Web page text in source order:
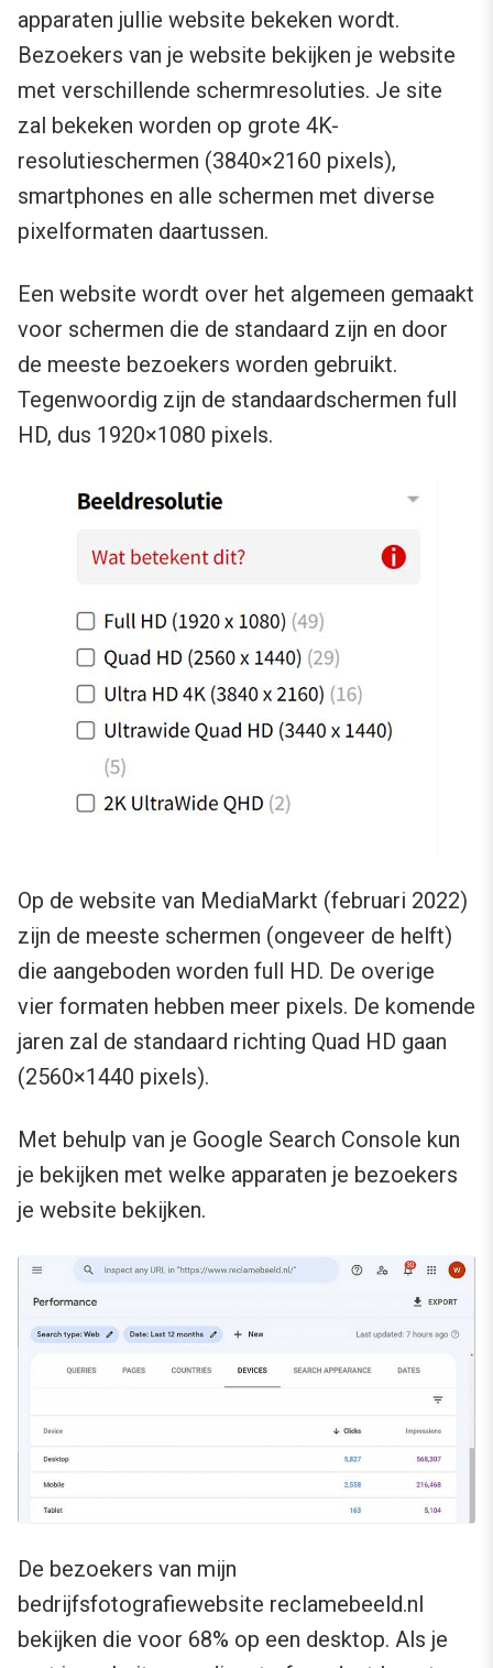
apparaten jullie website bekeken wordt.
Bezoekers van je website bekijken je website
met verschillende schermresoluties. Je site
zal bekeken worden op grote 4K-
resolutieschermen (3840×2160 pixels),
smartphones en alle schermen met diverse
pixelformaten daartussen.
Een website wordt over het algemeen gemaakt
voor schermen die de standaard zijn en door
de meeste bezoekers worden gebruikt.
Tegenwoordig zijn de standaardschermen full
HD, dus 1920×1080 pixels.
Op de website van MediaMarkt (februari 2022)
zijn de meeste schermen (ongeveer de helft)
die aangeboden worden full HD. De overige
vier formaten hebben meer pixels. De komende
jaren zal de standaard richting Quad HD gaan
(2560×1440 pixels).
Met behulp van je Google Search Console kun
je bekijken met welke apparaten je bezoekers
je website bekijken.
De bezoekers van mijn
bedrijfsfotografiewebsite reclamebeeld.nl
bekijken die voor 68% op een desktop. Als je